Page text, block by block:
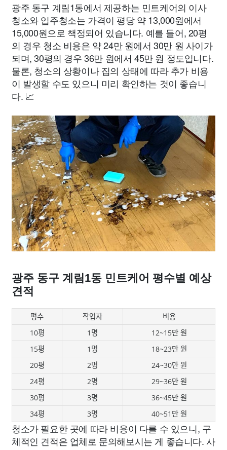
광주 동구 계림1동에서 제공하는 민트케어의 이사
청소와 입주청소는 가격이 평당 약 13,000원에서
15,000원으로 책정되어 있습니다. 예를 들어, 20평
의 경우 청소 비용은 약 24만 원에서 30만 원 사이가
되며, 30평의 경우 36만 원에서 45만 원 정도입니다.
물론, 청소의 상황이나 집의 상태에 따라 추가 비용
이 발생할 수도 있으니 미리 확인하는 것이 좋습니
다. 📈
광주 동구 계림1동 민트케어 평수별 예상
견적
평수 작업자
비용
10평
1명
12~15만 원
15평
1명
18~23만 원
20평
2명
24~30만 원
24평
2명
29~36만 원
30평
3명
36~45만 원
34평
3명 40~51만 원
청소가 필요한 곳에 따라 비용이 다를 수 있으니, 구
체적인 견적은 업체로 문의해보시는 게 좋습니다. 사